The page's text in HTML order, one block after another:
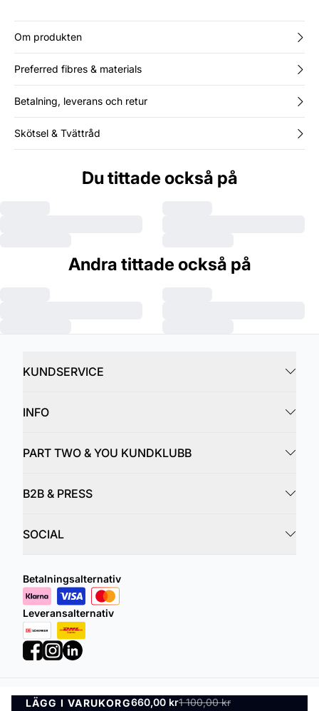
LÄGG I VARUKORG660,00 kr1 100,00 kr
tröja.
Om produkten
Preferred fibres & materials
Betalning, leverans och retur
Skötsel & Tvättråd
Du tittade också på
Andra tittade också på
KUNDSERVICE
INFO
PART TWO & YOU KUNDKLUBB
B2B & PRESS
SOCIAL
Betalningsalternativ
Leveransalternativ
Integritetspolicy Villkor